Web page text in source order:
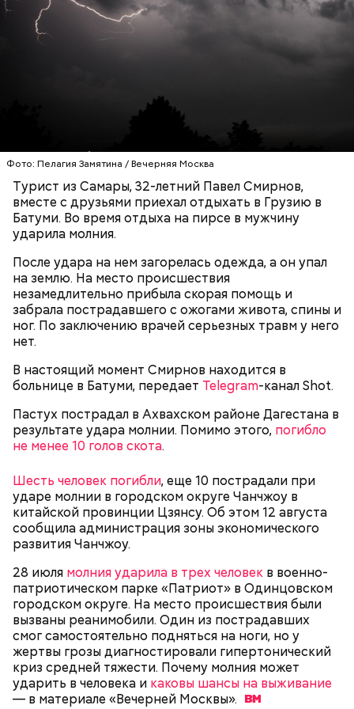
Фото: Пелагия Замятина / Вечерняя Москва
Турист из Самары, 32-летний Павел Смирнов,
вместе с друзьями приехал отдыхать в Грузию в
Батуми. Во время отдыха на пирсе в мужчину
ударила молния.
После удара на нем загорелась одежда, а он упал
на землю. На место происшествия
незамедлительно прибыла скорая помощь и
забрала пострадавшего с ожогами живота, спины и
ног. По заключению врачей серьезных травм у него
нет.
В настоящий момент Смирнов находится в
больнице в Батуми, передает Telegram-канал Shot.
Пастух пострадал в Ахвахском районе Дагестана в
результате удара молнии. Помимо этого, погибло
не менее 10 голов скота.
Шесть человек погибли, еще 10 пострадали при
ударе молнии в городском округе Чанчжоу в
китайской провинции Цзянсу. Об этом 12 августа
сообщила администрация зоны экономического
развития Чанчжоу.
28 июля молния ударила в трех человек в военно-
патриотическом парке «Патриот» в Одинцовском
городском округе. На место происшествия были
вызваны реанимобили. Один из пострадавших
смог самостоятельно подняться на ноги, но у
жертвы грозы диагностировали гипертонический
криз средней тяжести. Почему молния может
ударить в человека и каковы шансы на выживание
— в материале «Вечерней Москвы».
Атака хищника: ихтиолог
объяснил, почему акулы
нападают на человека
Особенно опасно контактировать с водой, если вы
оказались в открытом море и получили порез или
ранку. Акула чувствует даже небольшое
количество крови на расстоянии до полутора
километров. Если вы поранились в воде, сразу же
— Хищник чувствует кровь, разведенную в
морской воде в пропорции один к миллиону, —
пояснил собеседник «ВМ».
Он также уточнил, что у человека крайне мало
шансов выжить, если он окажется на пути у акулы.
Ни один метод и способ защиты или обороны в
обитателя больше преимуществ в воде как по
выносливости, так и по силе.
Экскурсовод отметил, что в заповеднике нет
могильников, техники и мертвых городов,
притягивающих сталкеров, как в украинской
Припяти. А на пожарную вышку, откуда можно
увидеть территорию чернобыльской станции,
подниматься запрещено. Зато есть выселенные
деревни — местный эксклюзив.
— Таких деревень много, их 95 в заповеднике. Это
вообще отдельный объект исследования, —
заметил он.
Свое несогласие с предыдущим спикером в личном
разговоре с корреспондентом «Вечерней Москвы»
высказал председатель Всероссийского общества
охраны природы Элмурод Расулмухамедов.
Эксперт предположил, что любая информация,
напоминающая о проблемах экологии и ядерной
угрозы, — основание лишний раз задуматься о том,
— Почему-то все говорят о заговорах, забывая о
том, что проект этот более 70 лет назад был создан
лишь из гуманных побуждений. 1947 год — период,
страшных кровопролитных противостояний. И в
качестве напоминания о том, что ядерные
столкновения могут закончиться полным
уничтожением всего живого, были запущены эти
часы. И что бы сейчас ни говорили, они очень четко
и своевременно «реагировали» на актуальные
проблемы. Если даже у адептов этой концепции
есть коммерческие амбиции — это их право.
Главное, что они заставляют людей задуматься над
своим будущим и будущим человечества.
Также специалист отметил, что часы Судного дня
помогают больше людей привлечь к проблемам
глобального потепления, климатических изменений
и природных последствий войн.